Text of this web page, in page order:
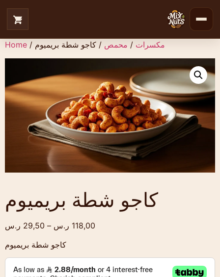
Home / مكسرات / محمص / كاجو شطة بريميوم
كاجو شطة بريميوم
29,50 ر.س – 118,00 ر.س
كاجو شطة بريميوم